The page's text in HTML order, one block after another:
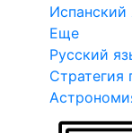
Испанский
Еще
Русский
Стратегия